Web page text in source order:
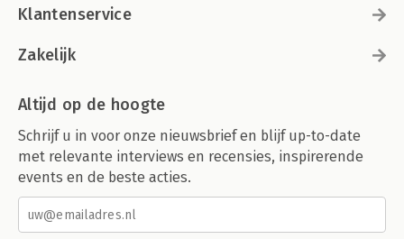
Klantenservice
Zakelijk
Altijd op de hoogte
Schrijf u in voor onze nieuwsbrief en blijf up-to-date
met relevante interviews en recensies, inspirerende
events en de beste acties.